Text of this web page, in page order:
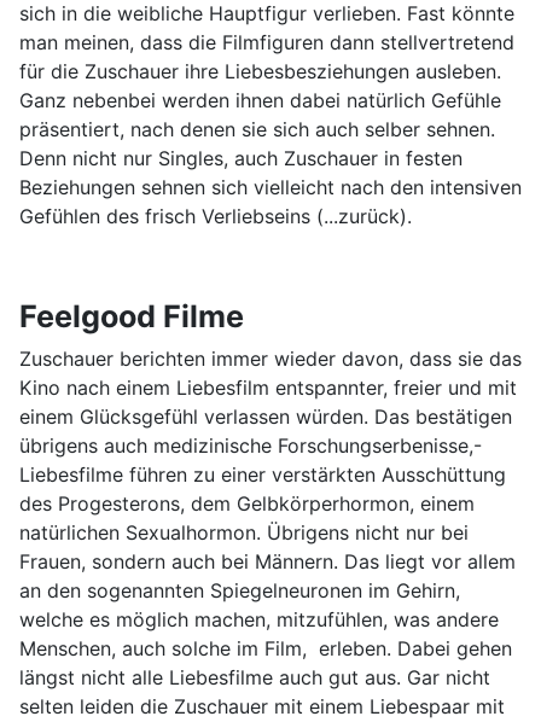
sich in die weibliche Hauptfigur verlieben. Fast könnte
man meinen, dass die Filmfiguren dann stellvertretend
für die Zuschauer ihre Liebesbesziehungen ausleben.
Ganz nebenbei werden ihnen dabei natürlich Gefühle
präsentiert, nach denen sie sich auch selber sehnen.
Denn nicht nur Singles, auch Zuschauer in festen
Beziehungen sehnen sich vielleicht nach den intensiven
Gefühlen des frisch Verliebseins (...zurück).
Feelgood Filme
Zuschauer berichten immer wieder davon, dass sie das
Kino nach einem Liebesfilm entspannter, freier und mit
einem Glücksgefühl verlassen würden. Das bestätigen
übrigens auch medizinische Forschungserbenisse,-
Liebesfilme führen zu einer verstärkten Ausschüttung
des Progesterons, dem Gelbkörperhormon, einem
natürlichen Sexualhormon. Übrigens nicht nur bei
Frauen, sondern auch bei Männern. Das liegt vor allem
an den sogenannten Spiegelneuronen im Gehirn,
welche es möglich machen, mitzufühlen, was andere
Menschen, auch solche im Film, erleben. Dabei gehen
längst nicht alle Liebesfilme auch gut aus. Gar nicht
selten leiden die Zuschauer mit einem Liebespaar mit